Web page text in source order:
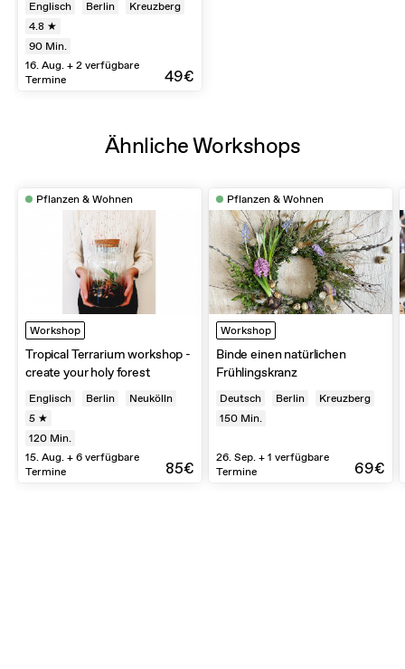
Englisch Berlin
Kreuzberg
4.8 ★
90 Min.
16. Aug. + 2 verfügbare
Termine
49€
Ähnliche Workshops
Pflanzen & Wohnen
Workshop
Tropical Terrarium workshop -
create your holy forest
Englisch Berlin
Neukölln
5 ★
120 Min.
15. Aug. + 6 verfügbare
Termine
85€
Pflanzen & Wohnen
Workshop
Binde einen natürlichen
Frühlingskranz
Deutsch Berlin
Kreuzberg
150 Min.
26. Sep. + 1 verfügbare
Termine
69€